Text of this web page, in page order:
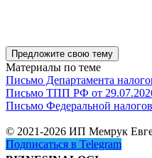
Предложите свою тему
Материалы по теме
Письмо Департамента
Письмо ТПП РФ от 29.07.2026
Письмо Федеральной
© 2021-2026 ИП Мемрук
Подписаться в Telegram